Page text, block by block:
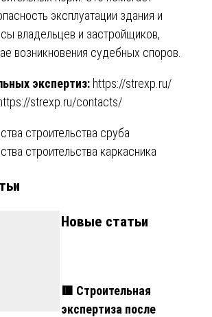
эксплуатации здания и
владельцев и застройщиков,
возникновения судебных споров.
экспертиз: https://strexp.ru/
strexp.ru/contacts/
строительства сруба
строительства каркасника
Новые статьи
🟥 Строительная
экспертиза после